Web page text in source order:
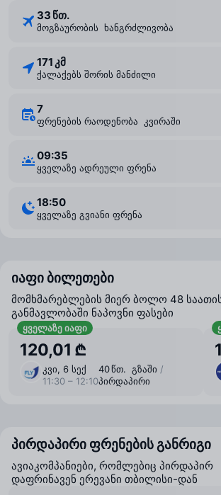
33 წთ.
მოგზაურობის ხანგრძლივობა
171 კმ
ქალაქებს შორის მანძილი
7
ფრენების რაოდენობა კვირაში
09:35
ყველაზე ადრეული ფრენა
18:50
ყველაზე გვიანი ფრენა
იაფი ბილეთები
მომხმარებლების მიერ ბოლო 48
განმავლობაში ნაპოვნი ფასები
ყველაზე იაფი
120,01 ₾
კვი, 6 სექ
11:30 – 12:10
40 წთ. გზაში /
პირდაპირი
პირდაპირი ფრენების განრიგი
ავიაკომპანიები, რომლებიც პირდაპირ
დაფრინავენ ერევანი თბილისი-დან